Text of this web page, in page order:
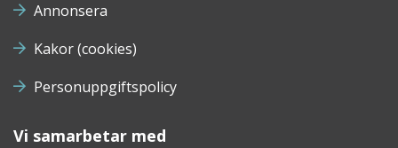
Annonsera
Kakor (cookies)
Personuppgiftspolicy
Vi samarbetar med